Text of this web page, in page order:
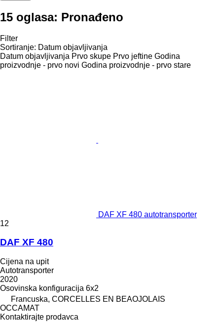
15 oglasa: Pronađeno
Filter
Sortiranje: Datum objavljivanja
Datum objavljivanja Prvo skupe Prvo jeftine Godina
proizvodnje - prvo novi Godina proizvodnje - prvo stare
DAF XF 480 autotransporter
12
DAF XF 480
Cijena na upit
Autotransporter
2020
Osovinska konfiguracija 6x2
Francuska, CORCELLES EN BEAOJOLAIS
OCCAMAT
Kontaktirajte prodavca